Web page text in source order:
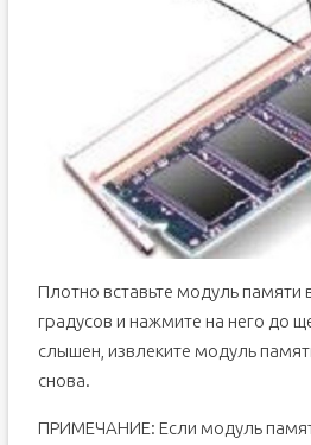
Плотно вставьте модуль памяти
градусов и нажмите на него до
слышен, извлеките модуль
снова.
ПРИМЕЧАНИЕ: Если модуль